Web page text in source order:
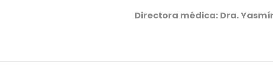
Directora médica: Dra.